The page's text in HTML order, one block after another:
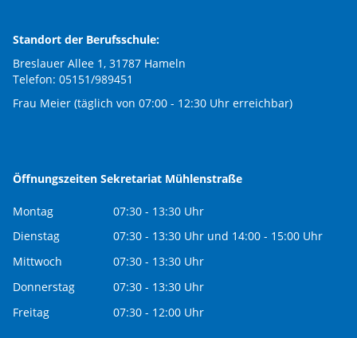
Standort der Berufsschule:
Breslauer Allee 1, 31787 Hameln
Telefon: 05151/989451
Frau Meier (täglich von 07:00 - 12:30 Uhr erreichbar)
Öffnungszeiten Sekretariat Mühlenstraße
Montag
07:30 - 13:30 Uhr
Dienstag
07:30 - 13:30 Uhr und 14:00 - 15:00 Uhr
Mittwoch
07:30 - 13:30 Uhr
Donnerstag
07:30 - 13:30 Uhr
Freitag
07:30 - 12:00 Uhr